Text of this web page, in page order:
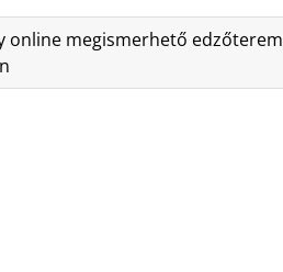
online megismerhető edzőterem